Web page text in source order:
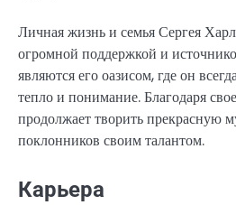
Личная жизнь и семья Сергея
огромной поддержкой и
являются его оазисом, где он
тепло и понимание. Благодаря
продолжает творить прекрасную
поклонников своим талантом.
Карьера